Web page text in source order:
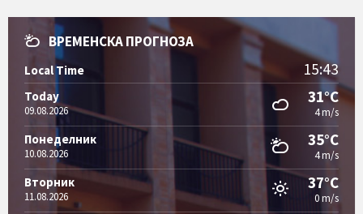
ВРЕМЕНСКА ПРОГНОЗА
Local Time 15:43
Today
09.08.2026
31°C
4 m/s
Понеделник
10.08.2026
35°C
4 m/s
Вторник
11.08.2026
37°C
0 m/s